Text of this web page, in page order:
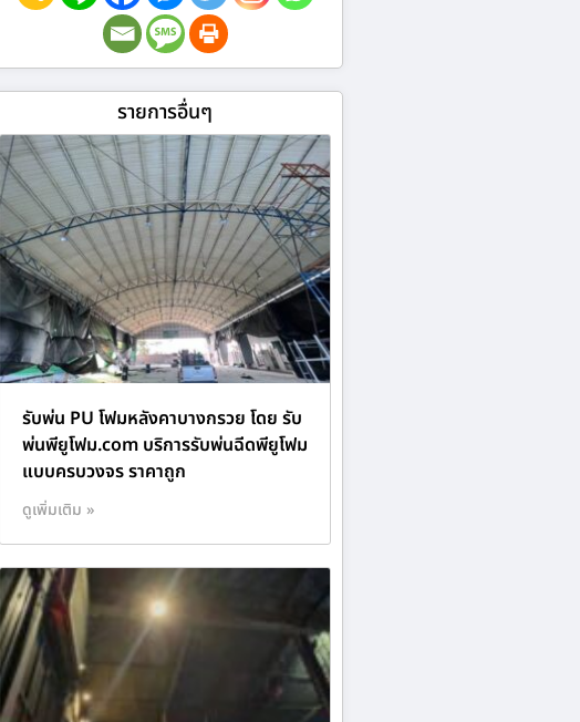
รายการอื่นๆ
รับพ่น PU โฟมหลังคาบางกรวย โดย รับ
พ่นพียูโฟม.com บริการรับพ่นฉีดพียูโฟม
แบบครบวงจร ราคาถูก
ดูเพิ่มเติม »